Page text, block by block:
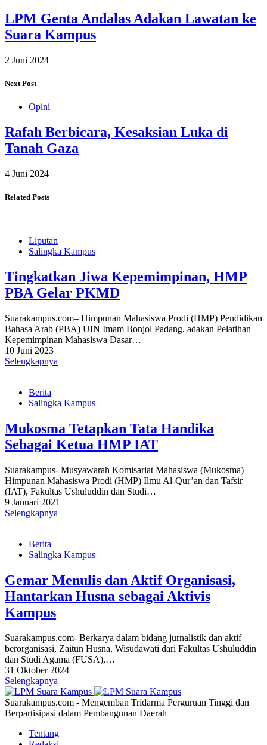
LPM Genta Andalas Adakan Lawatan ke
Suara Kampus
2 Juni 2024
Next Post
Opini
Rafah Berbicara, Kesaksian Luka di
Tanah Gaza
4 Juni 2024
Related Posts
Liputan
Salingka Kampus
Tingkatkan Jiwa Kepemimpinan, HMP
PBA Gelar PKMD
Suarakampus.com– Himpunan Mahasiswa Prodi (HMP) Pendidikan
Bahasa Arab (PBA) UIN Imam Bonjol Padang, adakan Pelatihan
Kepemimpinan Mahasiswa Dasar…
10 Juni 2023
Selengkapnya
Berita
Salingka Kampus
Mukosma Tetapkan Tata Handika
Sebagai Ketua HMP IAT
Suarakampus- Musyawarah Komisariat Mahasiswa (Mukosma)
Himpunan Mahasiswa Prodi (HMP) Ilmu Al-Qur’an dan Tafsir
(IAT), Fakultas Ushuluddin dan Studi…
9 Januari 2021
Selengkapnya
Berita
Salingka Kampus
Gemar Menulis dan Aktif Organisasi,
Hantarkan Husna sebagai Aktivis
Kampus
Suarakampus.com- Berkarya dalam bidang jurnalistik dan aktif
berorganisasi, Zaitun Husna, Wisudawati dari Fakultas Ushuluddin
dan Studi Agama (FUSA),…
31 Oktober 2024
Selengkapnya
Suarakampus.com - Mengemban Tridarma Perguruan Tinggi dan
Berpartisipasi dalam Pembangunan Daerah
Tentang